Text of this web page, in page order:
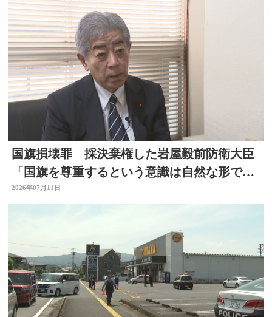
国旗損壊罪 採決棄権した岩屋毅前防衛大臣
「国旗を尊重するという意識は自然な形で育
まれるべきもの」大分
2026年07月11日